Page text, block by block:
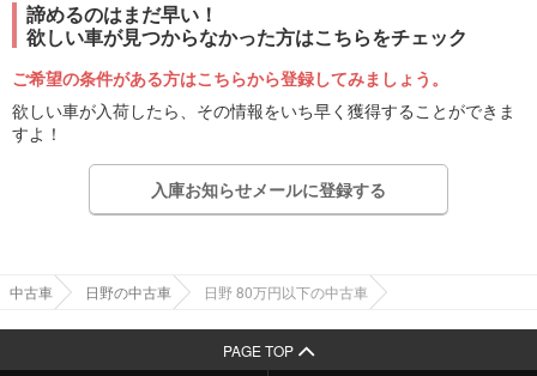
諦めるのはまだ早い！
欲しい車が見つからなかった方はこちらをチェック
ご希望の条件がある方はこちらから登録してみましょう。
欲しい車が入荷したら、その情報をいち早く獲得することができま
すよ！
入庫お知らせメールに登録する
中古車 日野の中古車 日野 80万円以下の中古車
PAGE TOP